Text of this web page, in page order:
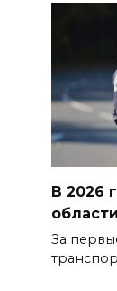
В 2026
За